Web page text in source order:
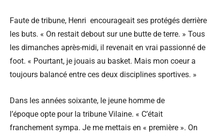
Faute de tribune, Henri encourageait ses protégés derrière
les buts. « On restait debout sur une butte de terre. » Tous
les dimanches après-midi, il revenait en vrai passionné de
foot. « Pourtant, je jouais au basket. Mais mon coeur a
toujours balancé entre ces deux disciplines sportives. »
Dans les années soixante, le jeune homme de
l’époque opte pour la tribune Vilaine. « C’était
franchement sympa. Je me mettais en « première ». On